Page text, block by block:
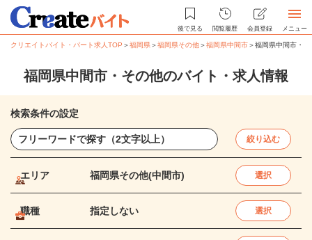
後で見る 閲覧履歴 会員登録 メニュー
クリエイトバイト・パート求人TOP ＞福岡県＞福岡県その他＞福岡県中間市＞福岡県中間市・
福岡県中間市・その他のバイト・求人情報
検索条件の設定
絞り込む
エリア 福岡県その他(中間市) 選択
職種 指定しない 選択